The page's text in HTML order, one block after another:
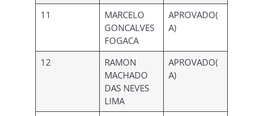
11
MARCELO
GONCALVES
FOGACA
APROVADO(
A)
12
RAMON
MACHADO
DAS NEVES
LIMA
APROVADO(
A)